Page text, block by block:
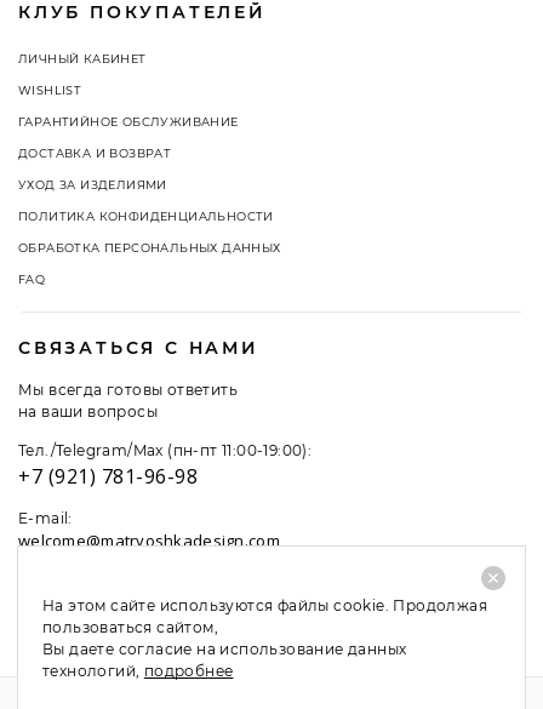
КЛУБ ПОКУПАТЕЛЕЙ
ЛИЧНЫЙ КАБИНЕТ
WISHLIST
ГАРАНТИЙНОЕ ОБСЛУЖИВАНИЕ
ДОСТАВКА И ВОЗВРАТ
УХОД ЗА ИЗДЕЛИЯМИ
ПОЛИТИКА КОНФИДЕНЦИАЛЬНОСТИ
ОБРАБОТКА ПЕРСОНАЛЬНЫХ ДАННЫХ
FAQ
СВЯЗАТЬСЯ С НАМИ
Мы всегда готовы ответить
на ваши вопросы
Тел./Telegram/Max (пн-пт 11:00-19:00):
+7 (921) 781-96-98
E-mail:
welcome@matryoshkadesign.com
На этом сайте используются файлы cookie. Продолжая
пользоваться сайтом,
Вы даете согласие на использование данных
технологий, подробнее